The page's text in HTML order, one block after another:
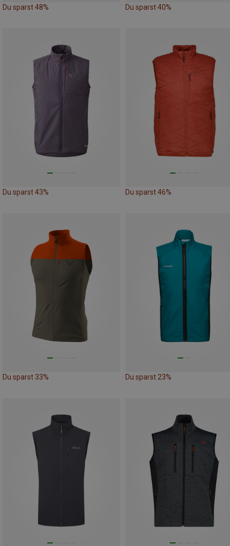
Du sparst 48% Du sparst 40%
Du sparst 43% Du sparst 46%
Du sparst 33% Du sparst 23%